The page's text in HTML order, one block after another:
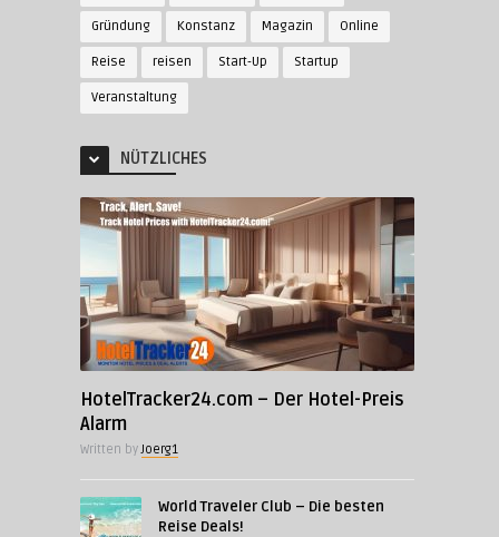
Gründung Konstanz Magazin Online
Reise reisen Start-Up Startup
Veranstaltung
NÜTZLICHES
HotelTracker24.com – Der Hotel-Preis
Alarm
Written byJoerg1
World Traveler Club – Die besten
Reise Deals!